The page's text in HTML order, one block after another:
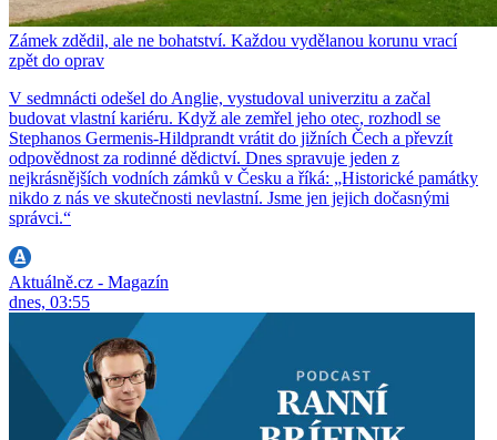
Zámek zdědil, ale ne bohatství. Každou vydělanou korunu vrací
zpět do oprav
V sedmnácti odešel do Anglie, vystudoval univerzitu a začal
budovat vlastní kariéru. Když ale zemřel jeho otec, rozhodl se
Stephanos Germenis-Hildprandt vrátit do jižních Čech a převzít
odpovědnost za rodinné dědictví. Dnes spravuje jeden z
nejkrásnějších vodních zámků v Česku a říká: „Historické památky
nikdo z nás ve skutečnosti nevlastní. Jsme jen jejich dočasnými
správci.“
Aktuálně.cz - Magazín
dnes, 03:55